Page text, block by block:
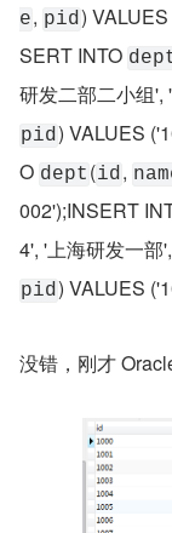
e, pid)
SERT INTO
研发二部二小组',
pid) VALUES
O dept (id,
002');INSERT
4', '上海研发一部
pid) VALUES
没错，刚才